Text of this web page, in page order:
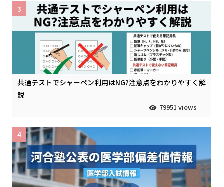
共通テストでシャーペン利用はNG?注意点をわかりやすく解
説
79951 views
3
4